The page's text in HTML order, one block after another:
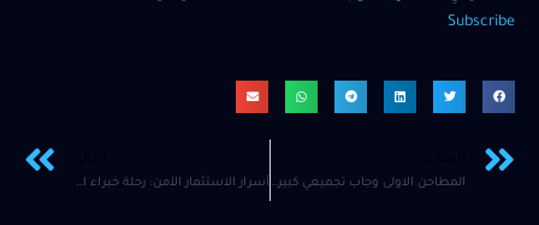
Subscribe
المطاحن الاولى وجاب تجميعي كبير ؟ أسرار الاستثمار الآمن: رحلة خبراء المال المجانية لتعلم أساسيات التداول